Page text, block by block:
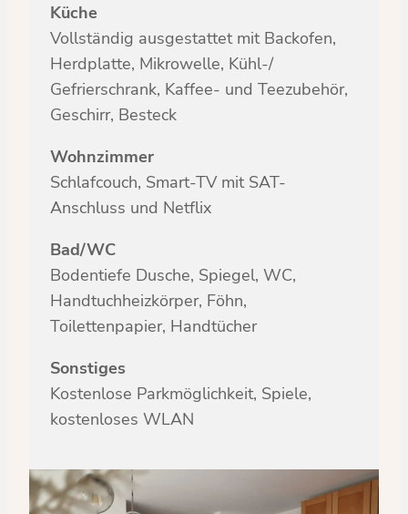
Küche
Vollständig ausgestattet mit Backofen,
Herdplatte, Mikrowelle, Kühl-/
Gefrierschrank, Kaffee- und Teezubehör,
Geschirr, Besteck
Wohnzimmer
Schlafcouch, Smart-TV mit SAT-
Anschluss und Netflix
Bad/WC
Bodentiefe Dusche, Spiegel, WC,
Handtuchheizkörper, Föhn,
Toilettenpapier, Handtücher
Sonstiges
Kostenlose Parkmöglichkeit, Spiele,
kostenloses WLAN